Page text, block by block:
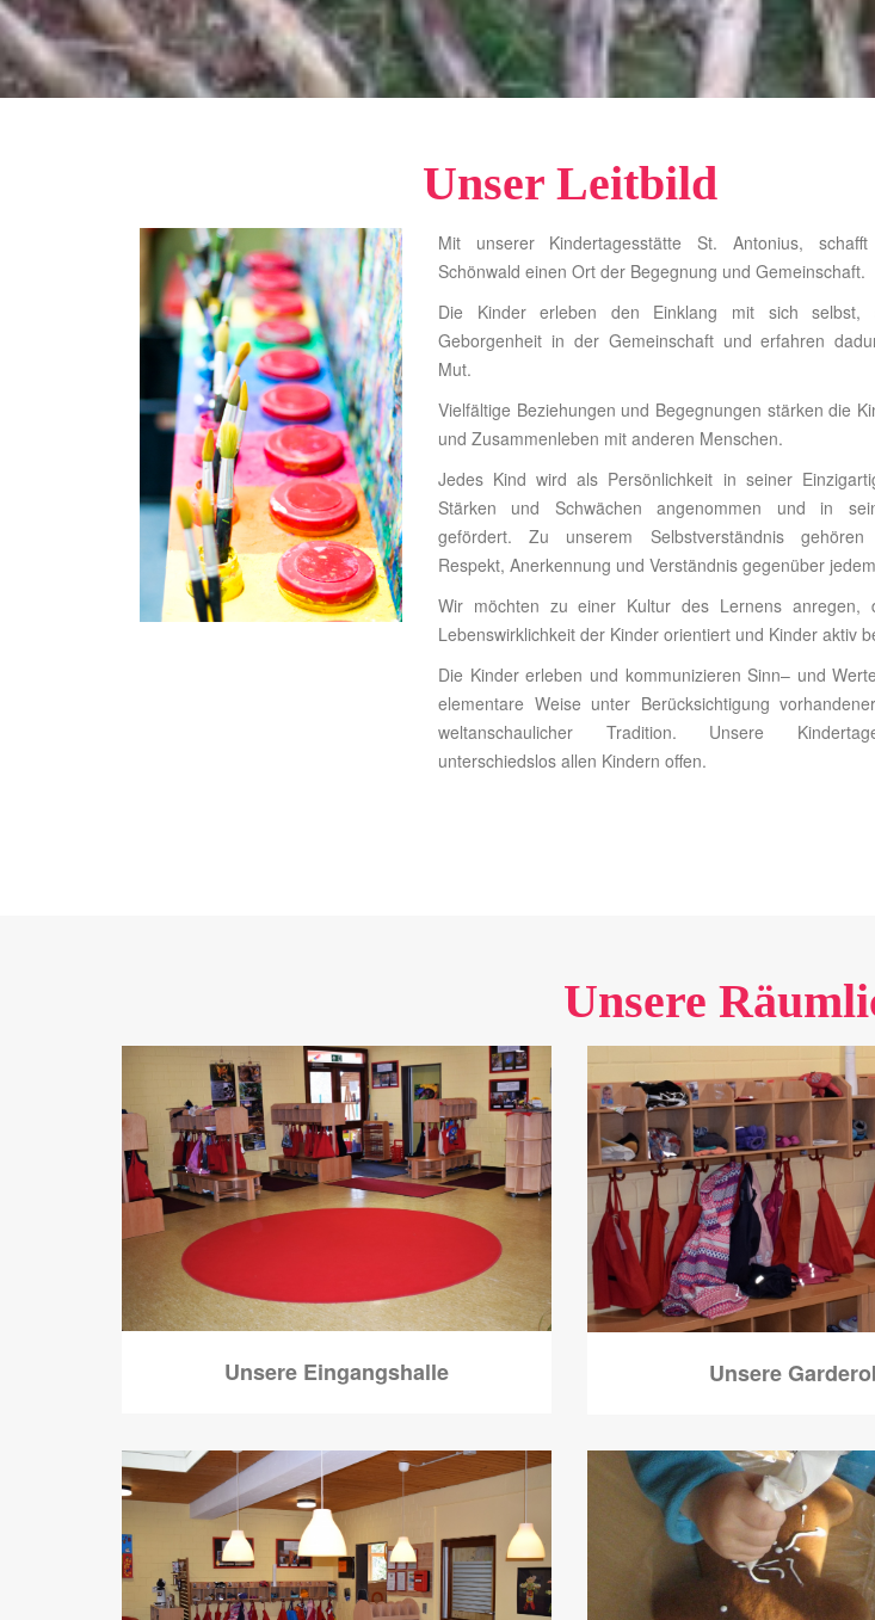
Unser Leitbild
Mit unserer Kindertagesstätte St. Antonius,
Schönwald einen Ort der Begegnung und Gemeinschaft.
Die Kinder erleben den Einklang mit sich selbst,
Geborgenheit in der Gemeinschaft und erfahren
Mut.
Vielfältige Beziehungen und Begegnungen stärken die
und Zusammenleben mit anderen Menschen.
Jedes Kind wird als Persönlichkeit in seiner
Stärken und Schwächen angenommen und in
gefördert. Zu unserem Selbstverständnis gehören
Respekt, Anerkennung und Verständnis gegenüber
Wir möchten zu einer Kultur des Lernens
Lebenswirklichkeit der Kinder orientiert und Kinder aktiv
Die Kinder erleben und kommunizieren Sinn– und
elementare Weise unter Berücksichtigung
weltanschaulicher Tradition. Unsere
unterschiedslos allen Kindern offen.
Unsere
Unsere Eingangshalle Unsere